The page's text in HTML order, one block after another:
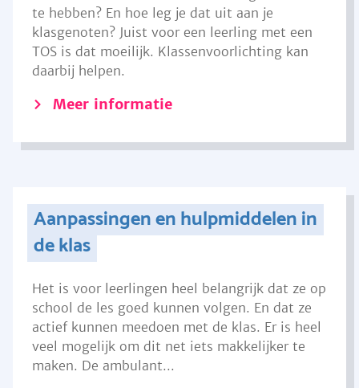
te hebben? En hoe leg je dat uit aan je
klasgenoten? Juist voor een leerling met een
TOS is dat moeilijk. Klassenvoorlichting kan
daarbij helpen.
Meer informatie
Aanpassingen en hulpmiddelen in
de klas
Het is voor leerlingen heel belangrijk dat ze op
school de les goed kunnen volgen. En dat ze
actief kunnen meedoen met de klas. Er is heel
veel mogelijk om dit net iets makkelijker te
maken. De ambulant...